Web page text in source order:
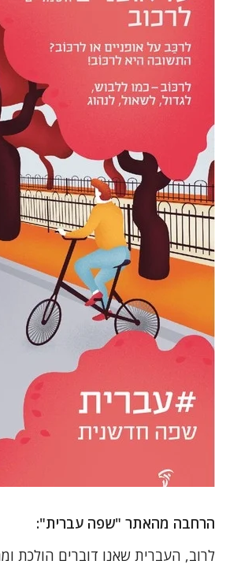
הרחבה מהאתר "שפה עברית":
לרוב, העברית שאנו דוברים